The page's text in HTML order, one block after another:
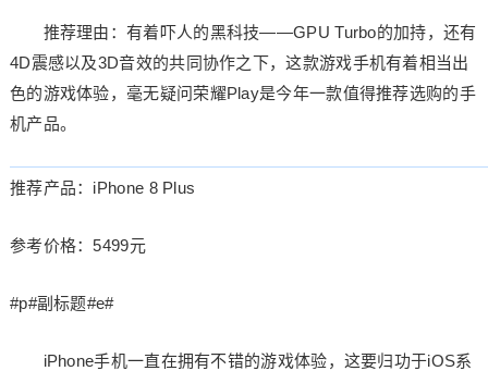
推荐理由：有着吓人的黑科技——GPU Turbo的加持，还有
4D震感以及3D音效的共同协作之下，这款游戏手机有着相当出
色的游戏体验，毫无疑问荣耀Play是今年一款值得推荐选购的手
机产品。
推荐产品：iPhone 8 Plus
参考价格：5499元
#p#副标题#e#
iPhone手机一直在拥有不错的游戏体验，这要归功于iOS系